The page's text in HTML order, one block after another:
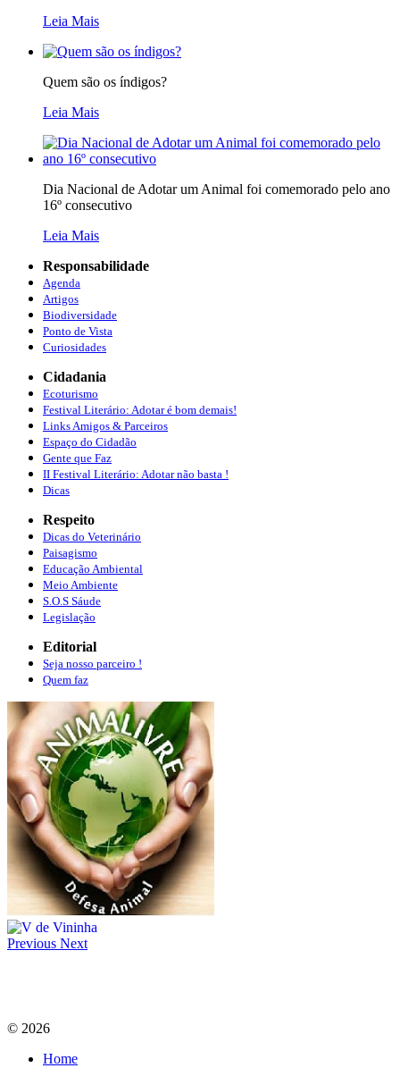
Leia Mais
Quem são os índigos?
Leia Mais
Dia Nacional de Adotar um Animal foi comemorado pelo ano
16º consecutivo
Leia Mais
Responsabilidade
Agenda
Artigos
Biodiversidade
Ponto de Vista
Curiosidades
Cidadania
Ecoturismo
Festival Literário: Adotar é bom demais!
Links Amigos & Parceiros
Espaço do Cidadão
Gente que Faz
II Festival Literário: Adotar não basta !
Dicas
Respeito
Dicas do Veterinário
Paisagismo
Educação Ambiental
Meio Ambiente
S.O.S Sáude
Legislação
Editorial
Seja nosso parceiro !
Quem faz
Previous Next
© 2026
Home